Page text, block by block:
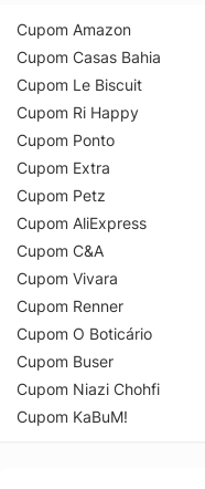
Cupom Amazon
Cupom Casas Bahia
Cupom Le Biscuit
Cupom Ri Happy
Cupom Ponto
Cupom Extra
Cupom Petz
Cupom AliExpress
Cupom C&A
Cupom Vivara
Cupom Renner
Cupom O Boticário
Cupom Buser
Cupom Niazi Chohfi
Cupom KaBuM!